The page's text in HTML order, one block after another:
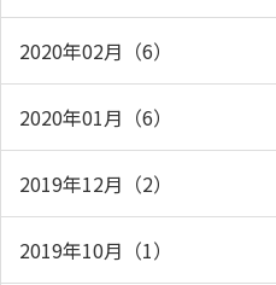
2020年02月（6）
2020年01月（6）
2019年12月（2）
2019年10月（1）